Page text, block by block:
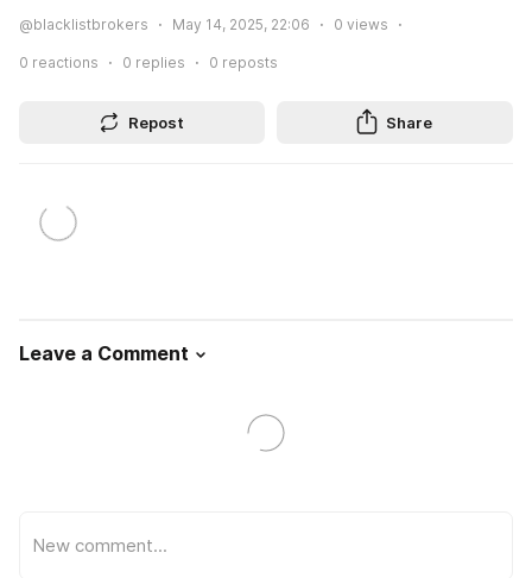
@blacklistbrokers May 14, 2025, 22:06 0 views
0 reactions 0 replies 0 reposts
Repost Share
Leave a Comment